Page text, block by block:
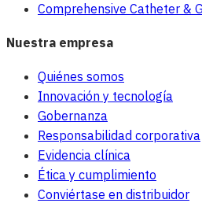
Comprehensive Catheter &
Nuestra empresa
Quiénes somos
Innovación y tecnología
Gobernanza
Responsabilidad corporativa
Evidencia clínica
Ética y cumplimiento
Conviértase en distribuidor